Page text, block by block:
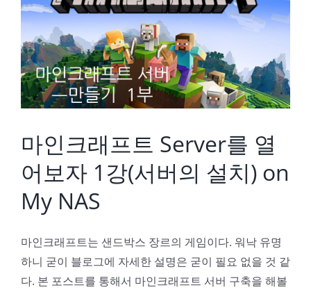
마인크래프트 Server를 열
어보자 1강(서버의 설치) on
My NAS
마인크래프트는 샌드박스 장르의 게임이다. 워낙 유명
하니 굳이 블로그에 자세한 설명은 굳이 필요 없을 것 같
다. 본 포스트를 통해서 마인크래프트 서버 구축을 해볼